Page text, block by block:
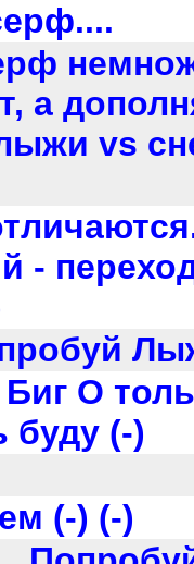
а
vs
-
О
буду (-)
(-) (-)